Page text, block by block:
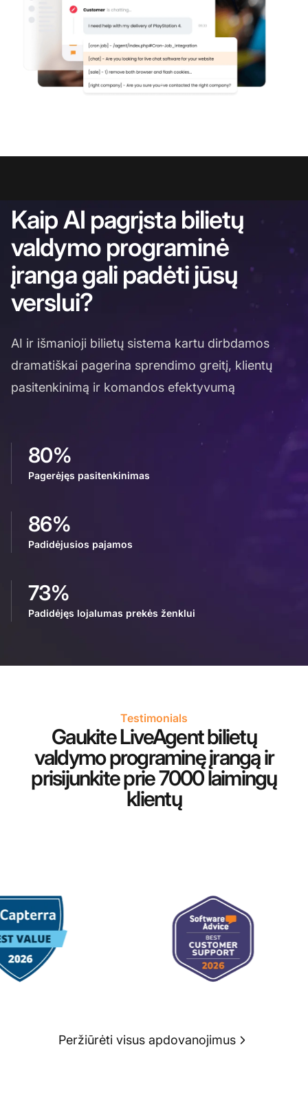
Kaip AI pagrįsta bilietų
valdymo programinė
įranga gali padėti jūsų
verslui?
AI ir išmanioji bilietų sistema kartu dirbdamos
dramatiškai pagerina sprendimo greitį, klientų
pasitenkinimą ir komandos efektyvumą
Pagerėjęs pasitenkinimas
80%
Padidėjusios pajamos
86%
Padidėjęs lojalumas prekės ženklui
73%
Testimonials
Gaukite LiveAgent bilietų
valdymo programinę įrangą ir
prisijunkite prie 7000 laimingų
klientų
Peržiūrėti visus apdovanojimus